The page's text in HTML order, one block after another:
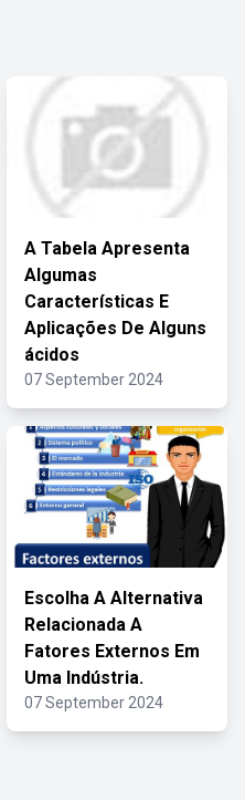
A Tabela Apresenta
Algumas
Características E
Aplicações De Alguns
ácidos
07 September 2024
Escolha A Alternativa
Relacionada A
Fatores Externos Em
Uma Indústria.
07 September 2024